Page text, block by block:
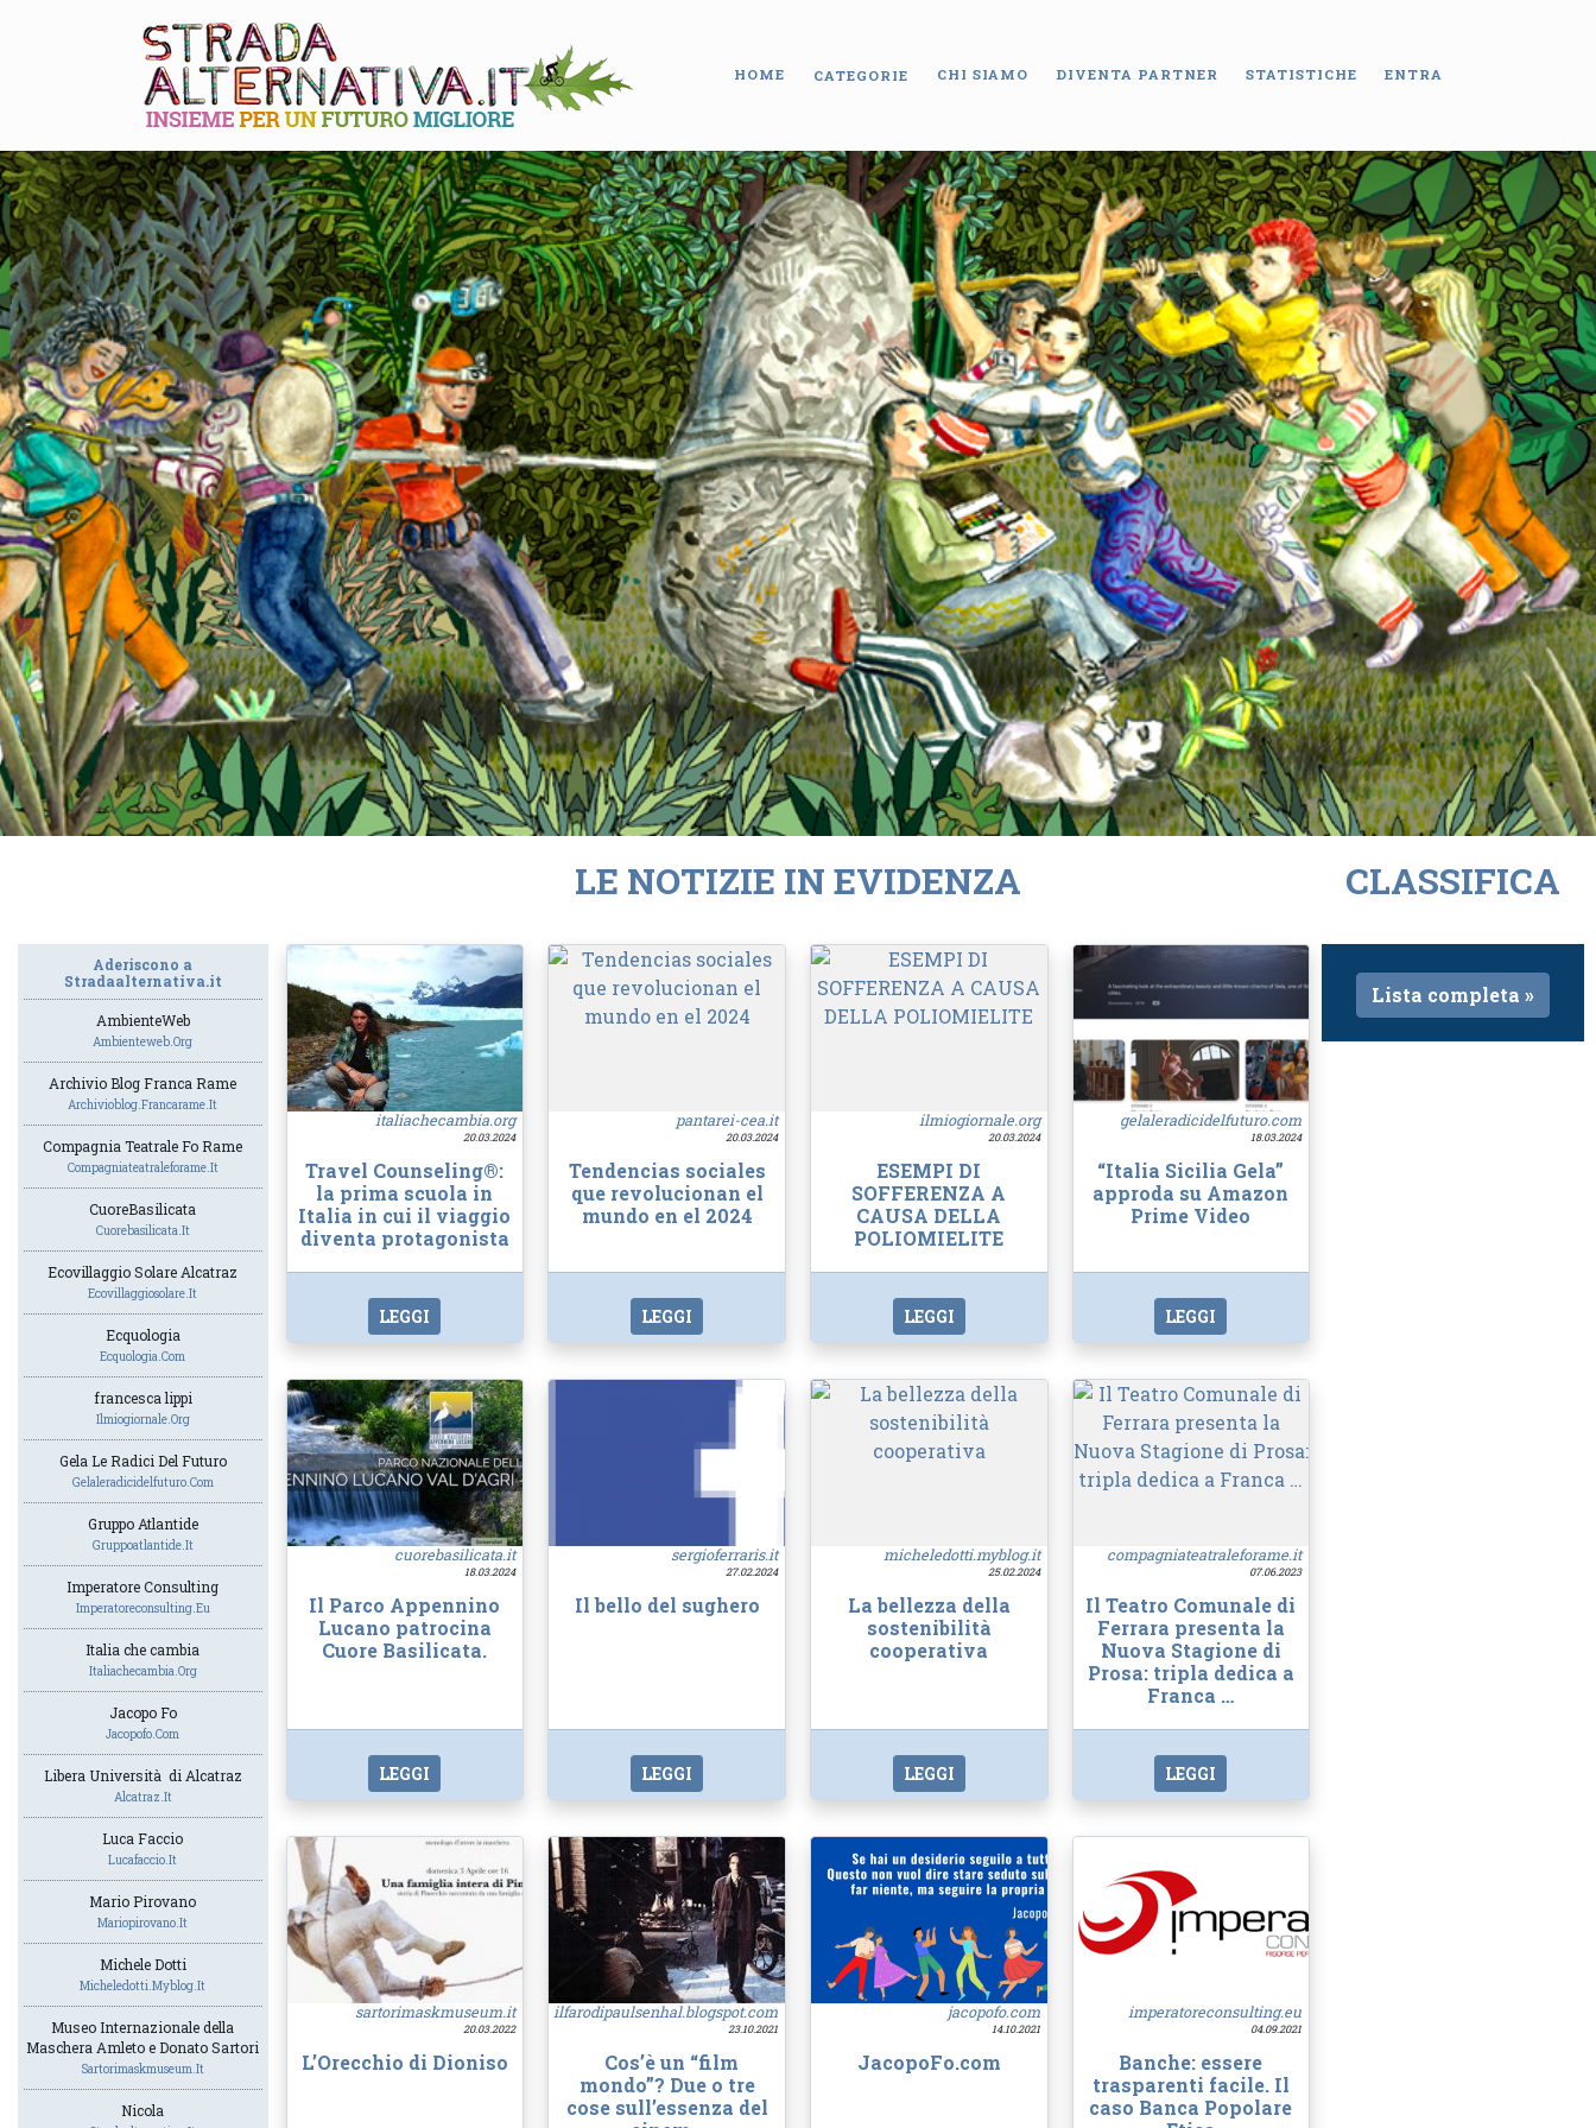
HOME CATEGORIE CHI SIAMO DIVENTA PARTNER STATISTICHE ENTRA
Aderiscono a
Stradaalternativa.it
AmbienteWeb
Ambienteweb.org
Archivio Blog Franca Rame
Archivioblog.francarame.it
Compagnia Teatrale Fo Rame
Compagniateatraleforame.it
CuoreBasilicata
Cuorebasilicata.it
Ecovillaggio Solare Alcatraz
Ecovillaggiosolare.it
Ecquologia
Ecquologia.com
francesca lippi
Ilmiogiornale.org
Gela Le Radici Del Futuro
Gelaleradicidelfuturo.com
Gruppo Atlantide
Gruppoatlantide.it
Imperatore Consulting
Imperatoreconsulting.eu
Italia che cambia
Italiachecambia.org
Jacopo Fo
Jacopofo.com
Libera Università di Alcatraz
Alcatraz.it
Luca Faccio
Lucafaccio.it
Mario Pirovano
Mariopirovano.it
Michele Dotti
Micheledotti.myblog.it
Museo Internazionale della
Maschera Amleto e Donato Sartori
Sartorimaskmuseum.it
Nicola
LE NOTIZIE IN EVIDENZA
italiachecambia.org
20.03.2024
Travel Counseling®:
la prima scuola in
Italia in cui il viaggio
diventa protagonista
LEGGI
pantarei-cea.it
20.03.2024
Tendencias sociales
que revolucionan el
mundo en el 2024
LEGGI
ilmiogiornale.org
20.03.2024
ESEMPI DI
SOFFERENZA A
CAUSA DELLA
POLIOMIELITE
LEGGI
gelaleradicidelfuturo.com
18.03.2024
“Italia Sicilia Gela”
approda su Amazon
Prime Video
LEGGI
cuorebasilicata.it
18.03.2024
Il Parco Appennino
Lucano patrocina
Cuore Basilicata.
LEGGI
sergioferraris.it
27.02.2024
Il bello del sughero
LEGGI
micheledotti.myblog.it
25.02.2024
La bellezza della
sostenibilità
cooperativa
LEGGI
compagniateatraleforame.it
07.06.2023
Il Teatro Comunale di
Ferrara presenta la
Nuova Stagione di
Prosa: tripla dedica a
Franca …
LEGGI
sartorimaskmuseum.it
20.03.2022
L’Orecchio di Dioniso
ilfarodipaulsenhal.blogspot.com
23.10.2021
Cos’è un “film
mondo”? Due o tre
cose sull’essenza del
jacopofo.com
14.10.2021
JacopoFo.com
imperatoreconsulting.eu
04.09.2021
Banche: essere
trasparenti facile. Il
caso Banca Popolare
CLASSIFICA
Lista completa »